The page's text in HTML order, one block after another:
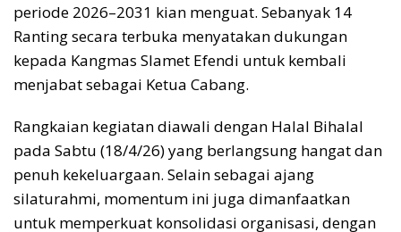
periode 2026–2031 kian menguat. Sebanyak 14
Ranting secara terbuka menyatakan dukungan
kepada Kangmas Slamet Efendi untuk kembali
menjabat sebagai Ketua Cabang.
Rangkaian kegiatan diawali dengan Halal Bihalal
pada Sabtu (18/4/26) yang berlangsung hangat dan
penuh kekeluargaan. Selain sebagai ajang
silaturahmi, momentum ini juga dimanfaatkan
untuk memperkuat konsolidasi organisasi, dengan